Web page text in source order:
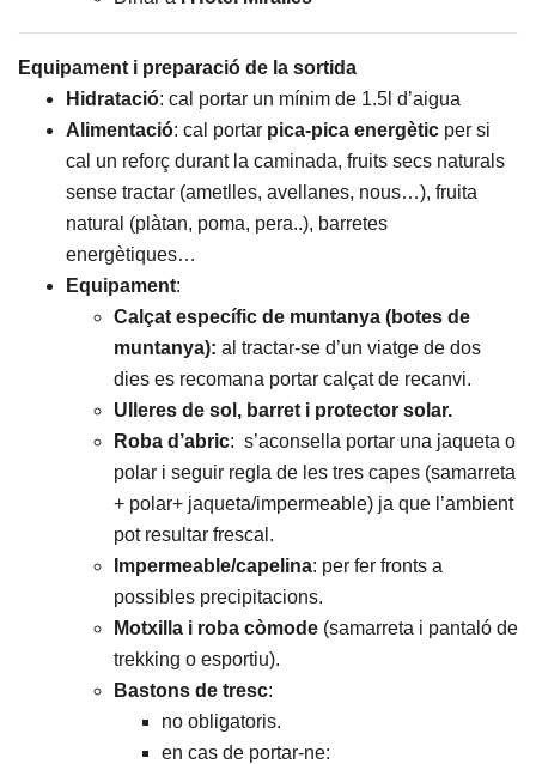
Equipament i preparació de la sortida
Hidratació: cal portar un mínim de 1.5l d’aigua
Alimentació: cal portar pica-pica energètic per si
cal un reforç durant la caminada, fruits secs naturals
sense tractar (ametlles, avellanes, nous…), fruita
natural (plàtan, poma, pera..), barretes
energètiques…
Equipament:
Calçat específic de muntanya (botes de
muntanya): al tractar-se d’un viatge de dos
dies es recomana portar calçat de recanvi.
Ulleres de sol, barret i protector solar.
Roba d’abric: s’aconsella portar una jaqueta o
polar i seguir regla de les tres capes (samarreta
+ polar+ jaqueta/impermeable) ja que l’ambient
pot resultar frescal.
Impermeable/capelina: per fer fronts a
possibles precipitacions.
Motxilla i roba còmode (samarreta i pantaló de
trekking o esportiu).
Bastons de tresc:
no obligatoris.
en cas de portar-ne: